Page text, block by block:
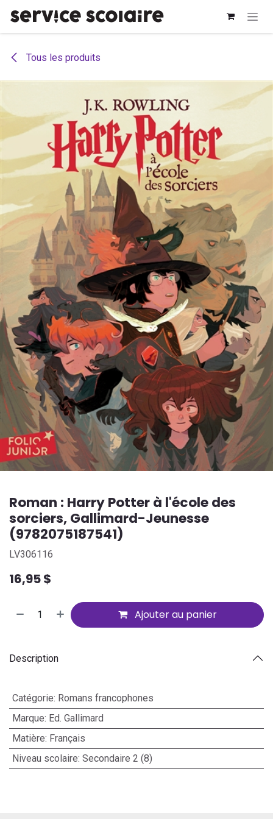
Tous les produits
Roman : Harry Potter à l'école des
sorciers, Gallimard-Jeunesse
(9782075187541)
LV306116
16,95$
Ajouter au panier
Description
Catégorie: Romans francophones
Marque: Ed. Gallimard
Matière: Français
Niveau scolaire: Secondaire 2 (8)